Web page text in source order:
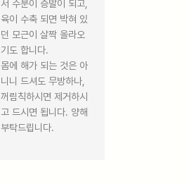
서 수분이 증발이 되고,
육이 수축 되면 박혀 있
던 모근이 살짝 올라오
기도 합니다.
몸에 해가 되는 것은 아
니니 드셔도 무방하나,
꺼림칙하시면 제거하시
고 드시면 됩니다. 양해
부탁드립니다.